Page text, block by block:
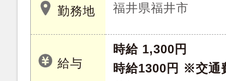
勤務地 福井県福井市
給与
時給 1,300円
時給1300円 ※交通